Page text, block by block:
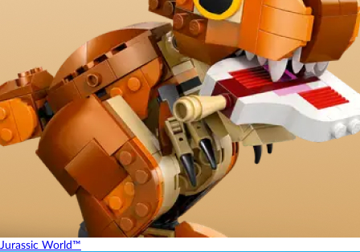
Jurassic World™